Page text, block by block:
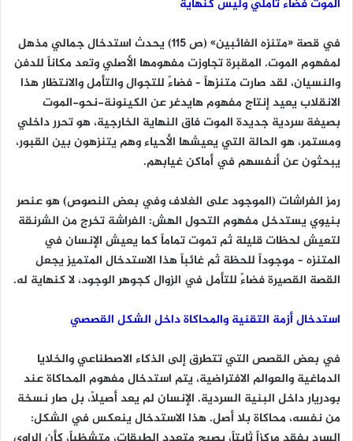
الموت فضاء تأملي وليس كنهاية
في قصة «متنزه الغائبين» (ص 115) يحدث استدخال جمالي مذهل
لمفهوم الموت. المقبرة تجاوزت مفهومها الأصلي وتعد مكاناً للدفن
والنسيان، لقد صارت متنزهاً – فضاءً للتجوال والتأمل والانتظار هذا
الانقلاب يعيد إنتاج مفهوم هايدغر عن الكينونة-نحو-الموت
بصيغة سردية جديدة الموت فاق النهاية الخارجية، هو تحرر داخلي
ومستمر، هو الحالة التي يعيشها الأحياء وهم يتنزهون بين القبور،
يبحثون عن أنفسهم في أماكن غيابهم.
رمز الفراشات (الموجود على الغلاف وفي بعض النصوص) هو عنصر
بنيوي يستدخل مفهوم التحول الهش: الفراشة تخرج من الشرنقة
لتعيش لحظات قليلة ثم تموت تماماً كما يعيش الإنسان في
المتنزه – موجوداً للحظة ثم غائباً هذا الاستدخال المتميز يجعل
القصة القصيرة فضاءً للتأمل في الزوال كجوهر الوجود، لا كنهاية له.
استدخال أزمة التقنية والمحاكاة داخل الشكل القصصي
في بعض القصص التي تتطرق إلى الذكاء الاصطناعي والخلايا
الدماغية والعوالم الافتراضية، يتم استدخال مفهوم المحاكاة عند
بودريار داخل البنية السردية. الإنسان لم يعد أصيلاً، بل صار نسخة
من نفسه، محاكاة بلا أصل. هذا الاستدخال ينعكس في الشكل: